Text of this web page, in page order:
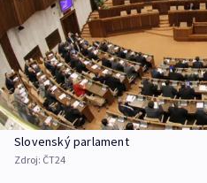
Slovenský parlament
Zdroj: ČT24